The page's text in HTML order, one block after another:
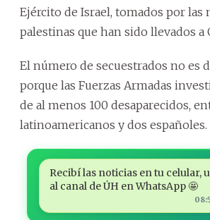
Ejército de Israel, tomados por las
palestinas que han sido llevados a
El número de secuestrados no es
porque las Fuerzas Armadas
de al menos 100 desaparecidos,
latinoamericanos y dos españoles.
Recibí las noticias en tu celular,
al canal de ÚH en WhatsApp 🤩